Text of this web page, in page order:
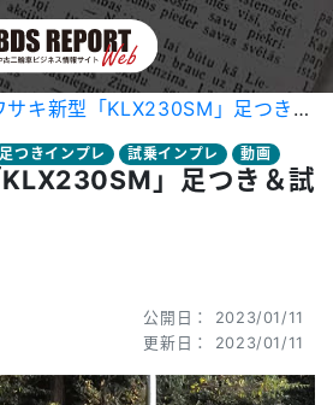
キ新型「KLX230SM」足つき＆試乗インプレ！
足つきインプレ 試乗インプレ 動画
」足つき＆試
公開日： 2023/01/11
更新日： 2023/01/11